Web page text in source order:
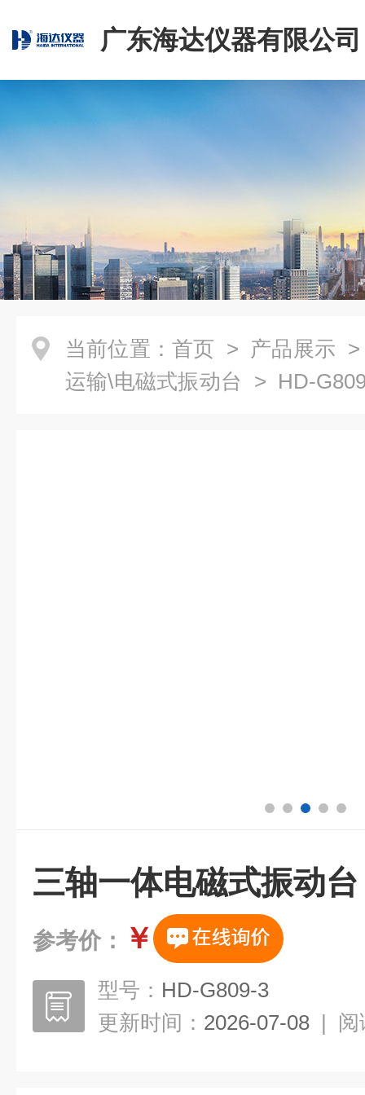
广东海达仪器有限公司
当前位置： 首页 > 产品展示
运输\电磁式振动台 > HD-
三轴一体电磁式振动台
参考价： ￥
型号： HD-G809-3
更新时间： 2026-07-08 | 阅